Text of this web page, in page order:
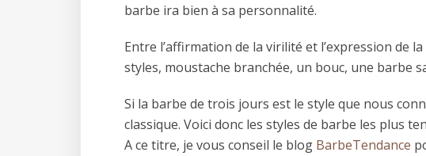
barbe ira bien à sa personnalité.
Entre l’affirmation de la virilité et l’expression de
styles, moustache branchée, un bouc, une barbe
Si la barbe de trois jours est le style que nous
classique. Voici donc les styles de barbe les plus
A ce titre, je vous conseil le blog BarbeTendance